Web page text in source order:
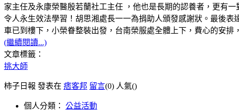
家主任及永康榮醫殷若蘭社工主任 ，他也是長期的認養者，更有
令人永生效法學習！胡思湘處長一一為捐助人頒發感謝狀。最後
車已到樓下，小榮眷整裝出發，台南榮服處全體上下，費心的安排
(繼續閱讀...)
文章標籤：
挑大師
柿子日報 發表在 痞客邦 留言(0) 人氣()
個人分類： 公益活動